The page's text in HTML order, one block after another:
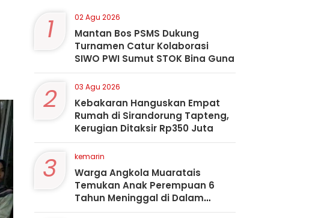
1 02 Agu 2026
Mantan Bos PSMS Dukung
Turnamen Catur Kolaborasi
SIWO PWI Sumut STOK Bina Guna
2 03 Agu 2026
Kebakaran Hanguskan Empat
Rumah di Sirandorung Tapteng,
Kerugian Ditaksir Rp350 Juta
3 kemarin
Warga Angkola Muaratais
Temukan Anak Perempuan 6
Tahun Meninggal di Dalam
Sumur